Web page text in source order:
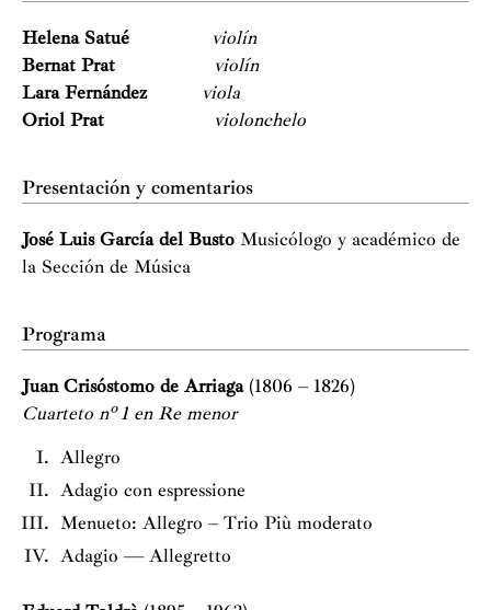
Helena Satué
violín
Bernat Prat
violín
Lara Fernández
viola
Oriol Prat
violonchelo
Presentación y comentarios
José Luis García del Busto Musicólogo y académico de
la Sección de Música
Programa
Juan Crisóstomo de Arriaga (1806 – 1826)
Cuarteto nº 1 en Re menor
Allegro
Adagio con espressione
Menueto: Allegro – Trio Più moderato
Adagio — Allegretto